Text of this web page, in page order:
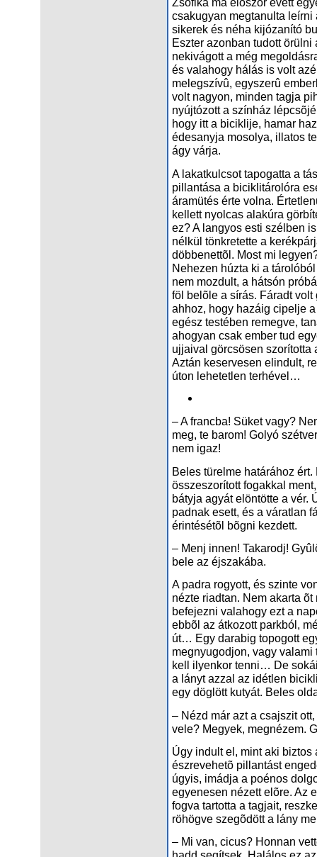
csakugyan megtanulta leírni
sikerek és néha kijózanító
Eszter azonban tudott
nekivágott a még
és valahogy hálás is volt
melegszívû, egyszerû
volt nagyon, minden tagja
nyújtózott a színház
hogy itt a biciklije, hamar
édesanyja mosolya, illatos
ágy várja.
A lakatkulcsot tapogatta a
pillantása a biciklitárolóra
áramütés érte volna.
kellett nyolcas alakúra
ez? A langyos esti szélben
nélkül tönkretette a
döbbenettõl. Most mi
Nehezen húzta ki a
nem mozdult, a hátsón
föl belõle a sírás. Fáradt
ahhoz, hogy hazáig cipelje
egész testében remegve,
ahogyan csak ember tud
ujjaival görcsösen szorította
Aztán keservesen elindult,
úton lehetetlen terhével…
– A francba! Süket vagy?
meg, te barom! Golyó
nem igaz!
Beles türelme határához
összeszorított fogakkal
bátyja agyát elöntötte a vér.
padnak esett, és a váratlan
érintésétõl bõgni kezdett.
– Menj innen! Takarodj!
bele az éjszakába.
A padra rogyott, és szinte
nézte riadtan. Nem akarta
befejezni valahogy ezt a
ebbõl az átkozott parkból,
út… Egy darabig topogott
megnyugodjon, vagy
kell ilyenkor tenni… De
a lányt azzal az idétlen
egy döglött kutyát. Beles
– Nézd már azt a csajszit
vele? Megyek, megnézem.
Úgy indult el, mint aki
észrevehetõ pillantást
úgyis, imádja a poénos
egyenesen nézett elõre. Az
fogva tartotta a tagjait,
röhögve szegõdött a lány
– Mi van, cicus? Honnan